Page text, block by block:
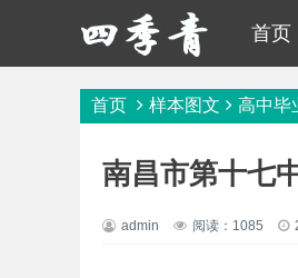
首页
首页 样本图文 高中毕
南昌市第十七
admin 阅读：1085